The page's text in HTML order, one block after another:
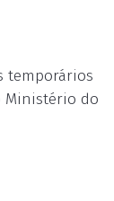
temporários
Ministério do